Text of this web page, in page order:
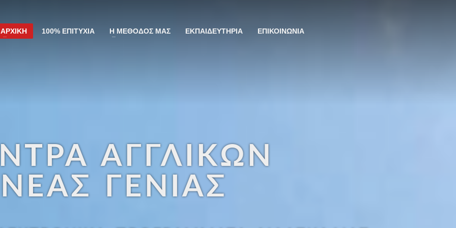
ΑΡΧΙΚΗ 100% ΕΠΙΤΥΧΙΑ Η ΜΕΘΟΔΟΣ ΜΑΣ ΕΚΠΑΙΔΕΥΤΗΡΙΑ ΕΠΙΚΟΙΝΩΝΙΑ
ΑΓΓΛΙΚΩΝ
ΝΕΑΣ ΓΕΝΙΑΣ